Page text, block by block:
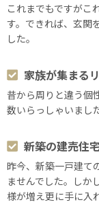
これまでもですがこ
す。できれば、玄関
した。
家族が集まる
昔から周りと違う個
数いらっしゃいまし
新築の建売住
昨今、新築一戸建て
ませんでした。しか
様が増え更に手に入